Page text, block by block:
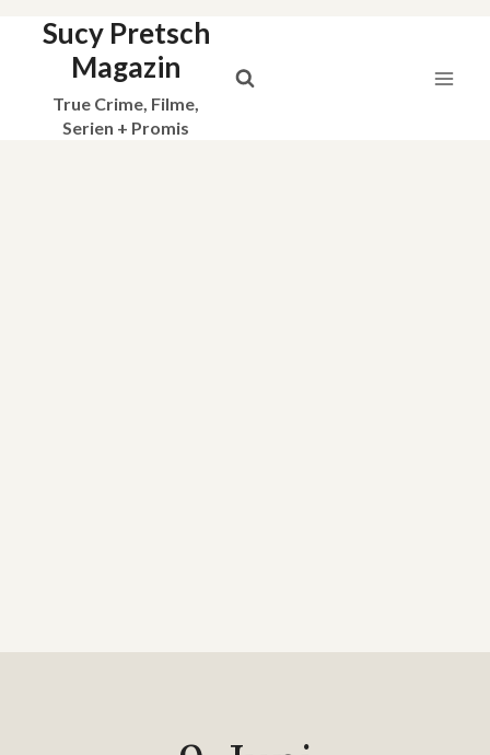
Sucy Pretsch
Magazin
True Crime, Filme,
Serien + Promis